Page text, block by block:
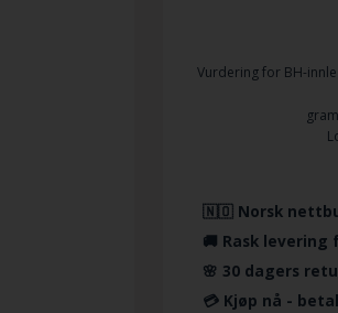
Vurdering for BH-
gram
🇳🇴 Norsk
🚚 Rask levering
🌸 30 dagers
💳 Kjøp nå -